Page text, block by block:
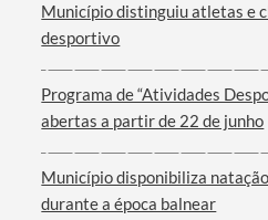
Categorias gerais
Município distinguiu atletas e
desportivo
Programa de “Atividades
abertas a partir de 22 de junho
Município disponibiliza
durante a época balnear